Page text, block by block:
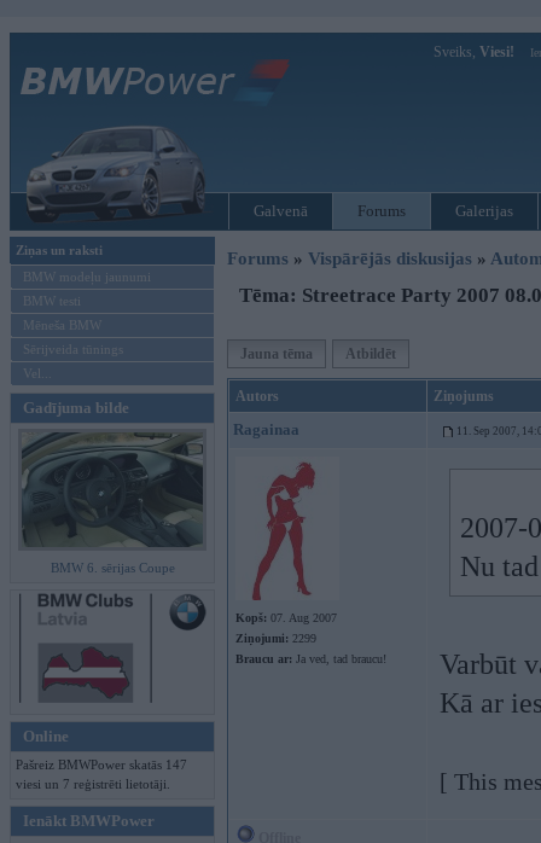
Sveiks, Viesi!
Galvenā Forums Galerijas
Ziņas un raksti
BMW modeļu jaunumi
BMW testi
Mēneša BMW
Sērijveida tūnings
Vel...
Gadījuma bilde
BMW 6. sērijas Coupe
Online
Pašreiz BMWPower skatās 147
viesi un 7 reģistrēti lietotāji.
Ienākt BMWPower
Forums » Vispārējās diskusijas »
Tēma: Streetrace Party 2007
Jauna tēma Atbildēt
Autors Ziņojums
Ragainaa 11. Sep 2007,
Kopš: 07. Aug 2007
Ziņojumi: 2299
Braucu ar: Ja ved, tad braucu!
2007-
Nu
Varbūt
Kā ar
[ This